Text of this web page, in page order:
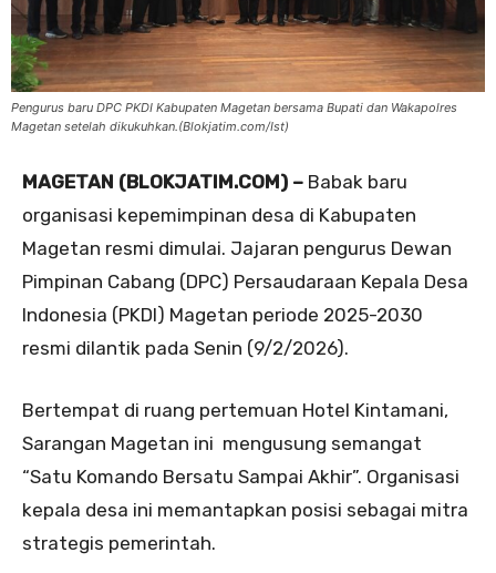
Pengurus baru DPC PKDI Kabupaten Magetan bersama Bupati dan Wakapolres
Magetan setelah dikukuhkan.(Blokjatim.com/Ist)
MAGETAN (BLOKJATIM.COM) – Babak baru
organisasi kepemimpinan desa di Kabupaten
Magetan resmi dimulai. Jajaran pengurus Dewan
Pimpinan Cabang (DPC) Persaudaraan Kepala Desa
Indonesia (PKDI) Magetan periode 2025-2030
resmi dilantik pada Senin (9/2/2026).
Bertempat di ruang pertemuan Hotel Kintamani,
Sarangan Magetan ini mengusung semangat
“Satu Komando Bersatu Sampai Akhir”. Organisasi
kepala desa ini memantapkan posisi sebagai mitra
strategis pemerintah.